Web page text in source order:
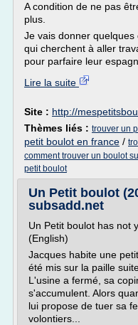
A condition de ne pas
plus.
Je vais donner
qui cherchent à aller
pour parfaire leur
Lire la suite
Site : http://
Thèmes liés : trouver un
petit boulot en france /
comment trouver un boulot
petit boulot
Un Petit boulot
subsadd.net
Un Petit boulot has not
(English)
Jacques habite une
été mis sur la paille
L'usine a fermé, sa
s'accumulent. Alors
lui propose de tuer sa
volontiers...